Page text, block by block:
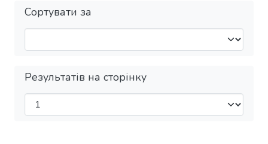
Сортувати за
Результатів на сторінку